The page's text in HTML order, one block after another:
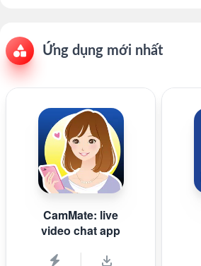
Ứng dụng mới nhất
CamMate: live
video chat app